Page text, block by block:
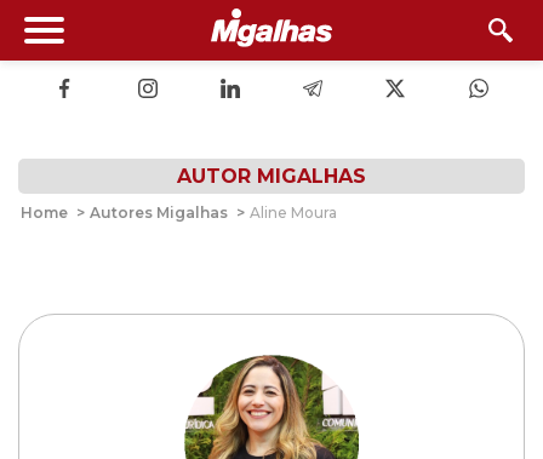
AUTOR MIGALHAS
Home > Autores Migalhas > Aline Moura